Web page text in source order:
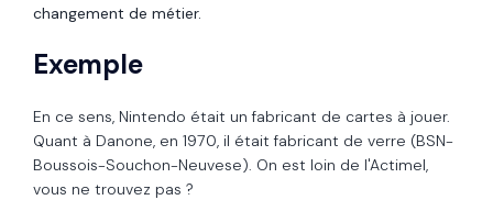
changement de métier.
Exemple
En ce sens, Nintendo était un fabricant de cartes à jouer.
Quant à Danone, en 1970, il était fabricant de verre (BSN-
Boussois-Souchon-Neuvese). On est loin de l'Actimel,
vous ne trouvez pas ?